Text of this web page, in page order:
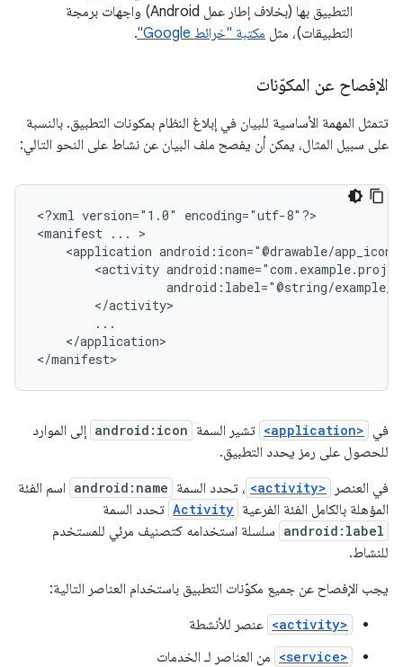
التطبيق بها (بخلاف إطار عمل Android) واجهات برمجة
التطبيقات)، مثل مكتبة "خرائط Google" .
الإفصاح عن المكوّنات
تتمثل المهمة الأساسية للبيان في إبلاغ النظام بمكونات التطبيق. بالنسبة
على سبيل المثال، يمكن أن يفصح ملف البيان عن نشاط على النحو التالي:
<?xml version="1.0"
encoding="utf-8"?>
<manifest ...
<application android:icon="@drawable/
<activity
android:label="@string/
</application>
</manifest>
في <application> تشير السمة android:icon إلى الموارد
للحصول على رمز يحدد التطبيق.
في العنصر
<activity> ، تحدد السمة android:name اسم الفئة
المؤهلة بالكامل الفئة الفرعية Activity تحدد السمة
android:label سلسلة استخدامه كتصنيف مرئي للمستخدم
للنشاط.
يجب الإفصاح عن جميع مكوّنات التطبيق باستخدام العناصر التالية:
<activity> عنصر للأنشطة
<service> من العناصر لـ الخدمات